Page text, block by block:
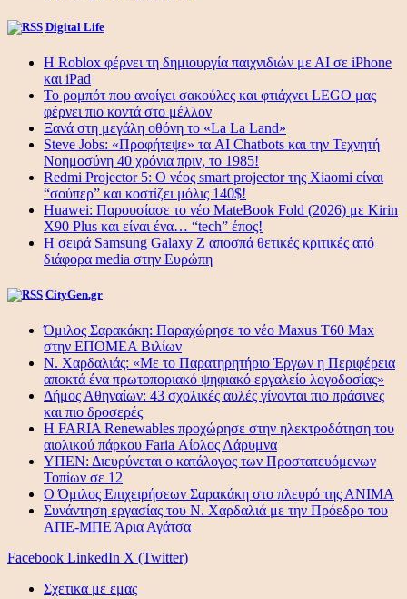
Digital Life
Η Roblox φέρνει τη δημιουργία παιχνιδιών με ΑΙ σε iPhone
και iPad
Το ρομπότ που ανοίγει σακούλες και φτιάχνει LEGO μας
φέρνει πιο κοντά στο μέλλον
Ξανά στη μεγάλη οθόνη το «La La Land»
Steve Jobs: «Προφήτεψε» τα AI Chatbots και την Τεχνητή
Νοημοσύνη 40 χρόνια πριν, το 1985!
Redmi Projector 5: Ο νέος smart projector της Xiaomi είναι
“σούπερ” και κοστίζει μόλις 140$!
Huawei: Παρουσίασε το νέο MateBook Fold (2026) με Kirin
X90 Plus και είναι ένα… “tech” έπος!
Η σειρά Samsung Galaxy Z αποσπά θετικές κριτικές από
διάφορα media στην Ευρώπη
CityGen.gr
Όμιλος Σαρακάκη: Παραχώρησε το νέο Maxus T60 Max
στην ΕΠΟΜΕΑ Βιλίων
Ν. Χαρδαλιάς: «Με το Παρατηρητήριο Έργων η Περιφέρεια
αποκτά ένα πρωτοποριακό ψηφιακό εργαλείο λογοδοσίας»
Δήμος Αθηναίων: 43 σχολικές αυλές γίνονται πιο πράσινες
και πιο δροσερές
Η FARIA Renewables προχώρησε στην ηλεκτροδότηση του
αιολικού πάρκου Faria Αίολος Λάρυμνα
ΥΠΕΝ: Διευρύνεται ο κατάλογος των Προστατευόμενων
Τοπίων σε 12
O Όμιλος Επιχειρήσεων Σαρακάκη στο πλευρό της ΑΝΙΜΑ
Συνάντηση εργασίας του Ν. Χαρδαλιά με την Πρόεδρο του
ΑΠΕ-ΜΠΕ Άρια Αγάτσα
Facebook LinkedIn X (Twitter)
Σχετικα με εμας